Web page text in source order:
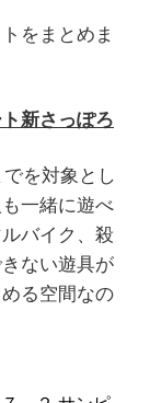
をまとめま
新さっぽろ
を対象とし
一緒に遊べ
バイク、殺
ない遊具が
る空間なの